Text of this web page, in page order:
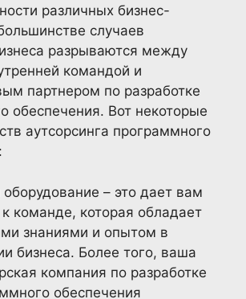
различных бизнес-
случаев
разрываются между
командой и
партнером по разработке
обеспечения. Вот некоторые
аутсорсинга программного
– это дает вам
команде, которая обладает
знаниями и опытом в
бизнеса. Более того, ваша
компания по разработке
обеспечения